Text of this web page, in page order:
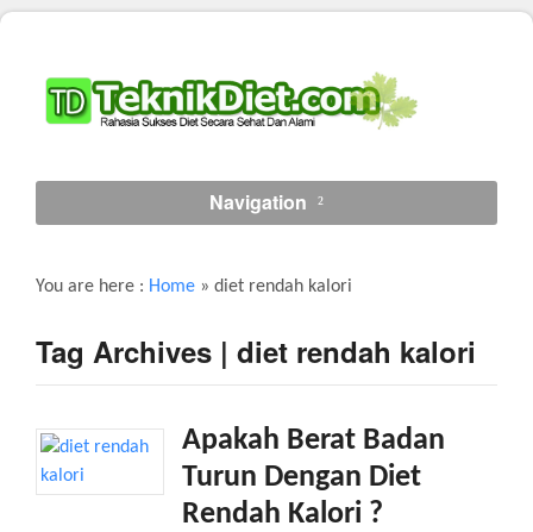
Navigation
You are here : Home » diet rendah kalori
Tag Archives | diet rendah kalori
Apakah Berat Badan
Turun Dengan Diet
Rendah Kalori ?